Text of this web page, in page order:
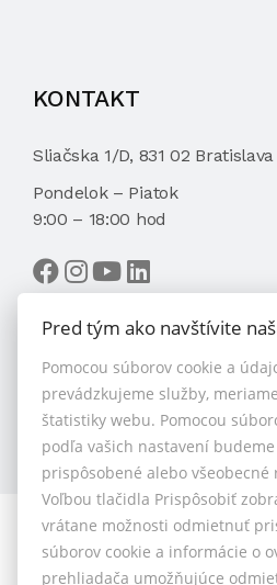
KONTAKT
Sliačska 1/D, 831 02 Bratislava
Pondelok – Piatok
9:00 – 18:00 hod
VYBRAŤ MAKLÉRA
© 2026 - 1.BCR s.r.o.
Sliačska 10235/1D, Bratislava
Pred tým ako navštívite
Pomocou súborov cookie a
prevádzkujeme služby,
štatistiky webu. Pomocou
podľa vašich nastavení
prispôsobené alebo
Voľbou tlačidla Prispôsobiť
vrátane možnosti odmietnuť
súborov cookie a informácie o
prehliadača umožňujúce